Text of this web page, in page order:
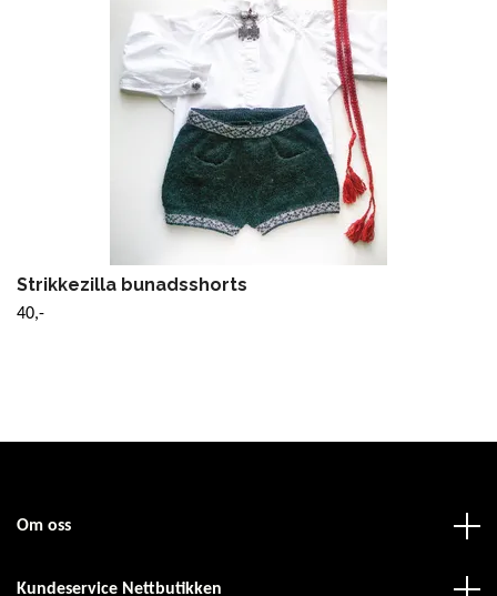
Strikkezilla bunadsshorts
40,-
Om oss
Kundeservice Nettbutikken